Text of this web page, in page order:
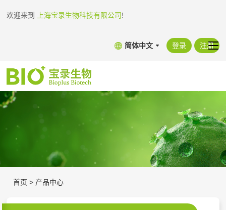
欢迎来到 上海宝录生物科技有限公司!
简体中文 登录 注册
首页 > 产品中心